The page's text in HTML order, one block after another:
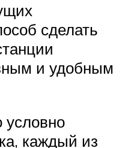
сделать
и удобным
условно
каждый из